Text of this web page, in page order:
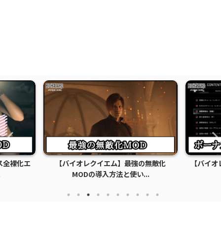
全裸化エ
【バイオレクイエム】最強の無敵化
MODの導入方法と使い...
【バイ